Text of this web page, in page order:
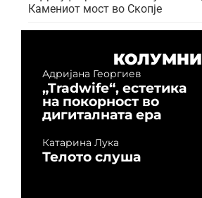
Камениот мост во Скопје
КОЛУМНИ
Адријана Георгиев
„Tradwife“, естетика
на покорност во
дигиталната ера
Катарина Лука
Телото слуша